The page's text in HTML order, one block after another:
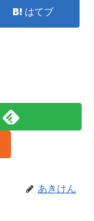
はてブ
あきけん